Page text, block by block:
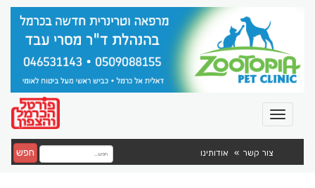
צור קשר אודותינו חפש